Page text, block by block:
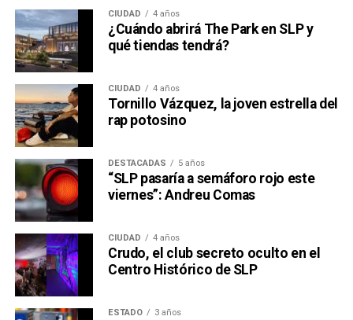
CIUDAD 4 años
¿Cuándo abrirá The Park en SLP y
qué tiendas tendrá?
CIUDAD 4 años
Tornillo Vázquez, la joven estrella del
rap potosino
DESTACADAS 5 años
“SLP pasaría a semáforo rojo este
viernes”: Andreu Comas
CIUDAD 4 años
Crudo, el club secreto oculto en el
Centro Histórico de SLP
ESTADO 3 años